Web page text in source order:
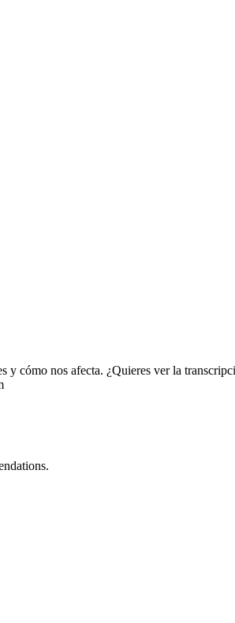
y cómo nos afecta. ¿Quieres ver la